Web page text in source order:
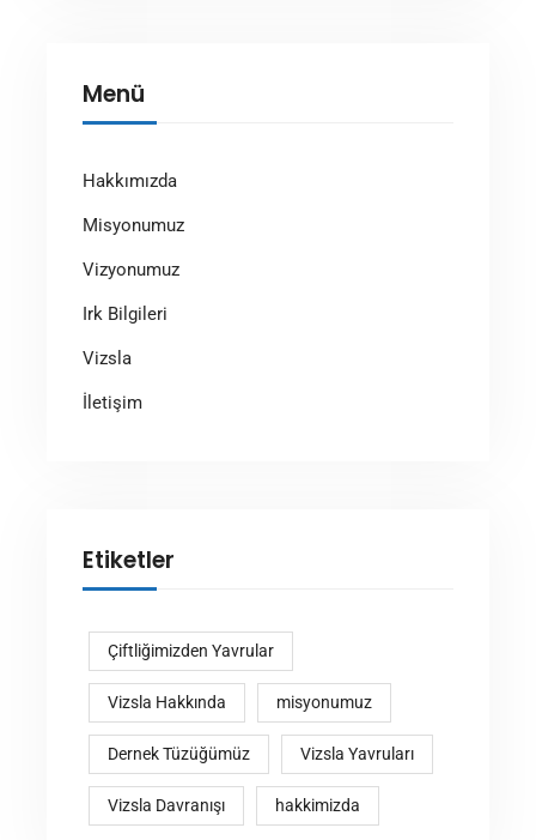
Menü
Hakkımızda
Misyonumuz
Vizyonumuz
Irk Bilgileri
Vizsla
İletişim
Etiketler
Çiftliğimizden Yavrular
Vizsla Hakkında misyonumuz
Dernek Tüzüğümüz Vizsla Yavruları
Vizsla Davranışı hakkimizda